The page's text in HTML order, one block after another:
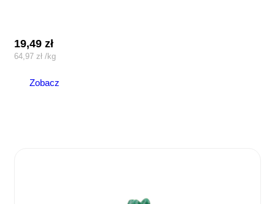
19,49zł
64,97zł /kg
Zobacz